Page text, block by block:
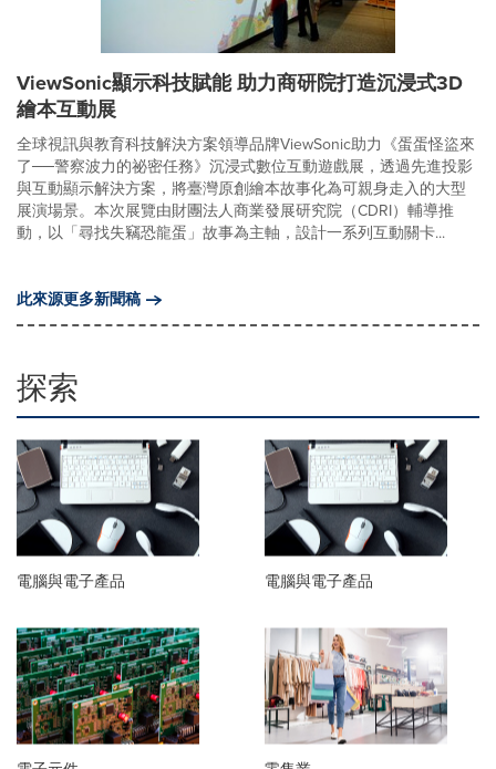
ViewSonic顯示科技賦能 助力商研院打造沉浸式3D
繪本互動展
全球視訊與教育科技解決方案領導品牌ViewSonic助力《蛋蛋怪盜來
了──警察波力的祕密任務》沉浸式數位互動遊戲展，透過先進投影
與互動顯示解決方案，將臺灣原創繪本故事化為可親身走入的大型
展演場景。本次展覽由財團法人商業發展研究院（CDRI）輔導推
動，以「尋找失竊恐龍蛋」故事為主軸，設計一系列互動關卡...
此來源更多新聞稿
探索
電腦與電子產品 電腦與電子產品